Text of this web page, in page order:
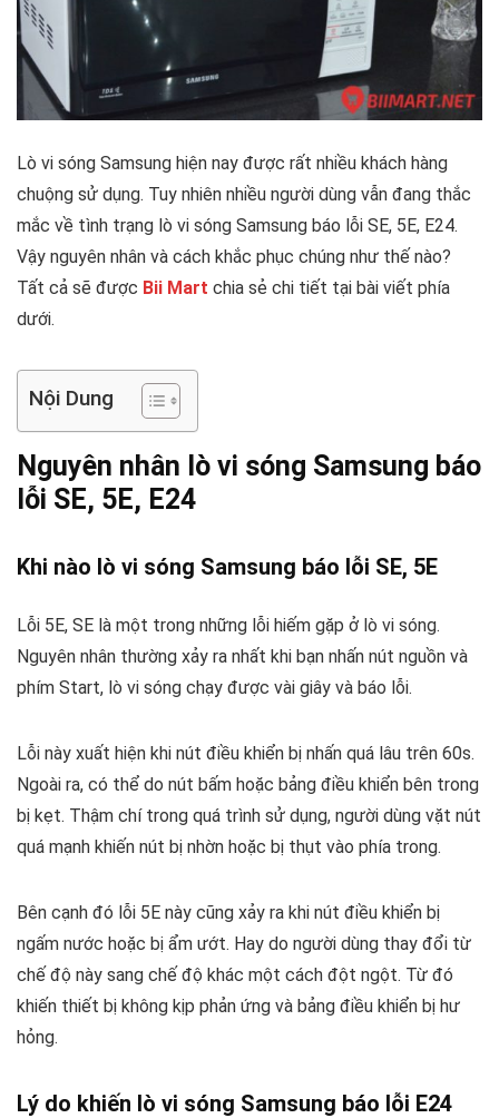
Lò vi sóng Samsung hiện nay được rất nhiều khách hàng
chuộng sử dụng. Tuy nhiên nhiều người dùng vẫn đang thắc
mắc về tình trạng lò vi sóng Samsung báo lỗi SE, 5E, E24.
Vậy nguyên nhân và cách khắc phục chúng như thế nào?
Tất cả sẽ được Bii Mart chia sẻ chi tiết tại bài viết phía
dưới.
Nội Dung
Nguyên nhân lò vi sóng Samsung báo
lỗi SE, 5E, E24
Khi nào lò vi sóng Samsung báo lỗi SE, 5E
Lỗi 5E, SE là một trong những lỗi hiếm gặp ở lò vi sóng.
Nguyên nhân thường xảy ra nhất khi bạn nhấn nút nguồn và
phím Start, lò vi sóng chạy được vài giây và báo lỗi.
Lỗi này xuất hiện khi nút điều khiển bị nhấn quá lâu trên 60s.
Ngoài ra, có thể do nút bấm hoặc bảng điều khiển bên trong
bị kẹt. Thậm chí trong quá trình sử dụng, người dùng vặt nút
quá mạnh khiến nút bị nhờn hoặc bị thụt vào phía trong.
Bên cạnh đó lỗi 5E này cũng xảy ra khi nút điều khiển bị
ngấm nước hoặc bị ẩm ướt. Hay do người dùng thay đổi từ
chế độ này sang chế độ khác một cách đột ngột. Từ đó
khiến thiết bị không kịp phản ứng và bảng điều khiển bị hư
hỏng.
Lý do khiến lò vi sóng Samsung báo lỗi E24